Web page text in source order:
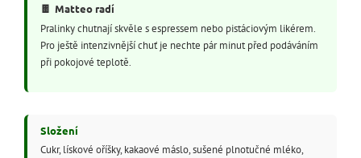
🍫 Matteo radí
Pralinky chutnají skvěle s espressem nebo pistáciovým likérem.
Pro ještě intenzivnější chuť je nechte pár minut před podáváním
při pokojové teplotě.
Složení
Cukr, lískové oříšky, kakaové máslo, sušené plnotučné mléko,